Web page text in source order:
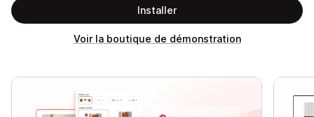
Installer
Voir la boutique de démonstration